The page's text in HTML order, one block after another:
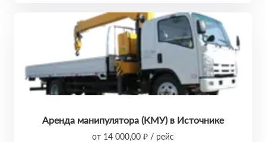
Аренда манипулятора (КМУ) в Источнике
от 14 000,00 ₽ / рейс